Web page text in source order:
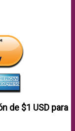
de $1 USDpara